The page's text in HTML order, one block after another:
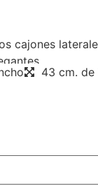
cajones
43 cm.